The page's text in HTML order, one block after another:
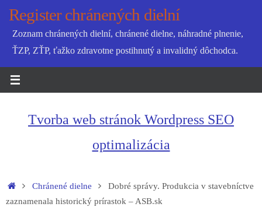
SkipRegister chránených dielní
Zoznam chránených dielní, chránené dielne, náhradné plnenie,
ŤZP, ZŤP, ťažko zdravotne postihnutý a invalidný dôchodca.
Tvorba web stránok Wordpress SEO
optimalizácia
HomeChránené dielne
Dobré správy. Produkcia v stavebníctve
zaznamenala historický prírastok – ASB.sk